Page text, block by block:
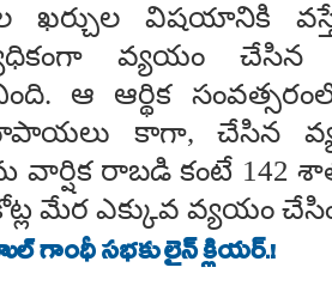
ఖర్చుల విషయానికి
వ్యయం చేసిన
ఆ ఆర్థిక
కాగా, చేసిన
రాబడి కంటే 142
మేర ఎక్కువ వ్యయం
గాంధీ సభకు లైన్ క్లియర్.!